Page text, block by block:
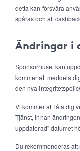
detta kan försvåra
spåras och att
Ändringar i
Sponsorhuset kan
kommer att meddela
den nya
Vi kommer att låta dig
Tjänst, innan
uppdaterad" datumet
Du rekommenderas